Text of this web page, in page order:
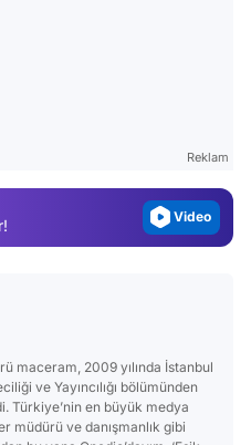
Reklam
Video
maceram, 2009 yılında İstanbul
ve Yayıncılığı bölümünden
Türkiye’nin en büyük medya
müdürü ve danışmanlık gibi